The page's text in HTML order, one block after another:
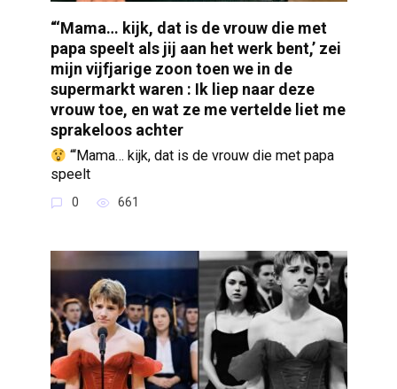
“‘Mama… kijk, dat is de vrouw die met
papa speelt als jij aan het werk bent,’ zei
mijn vijfjarige zoon toen we in de
supermarkt waren : Ik liep naar deze
vrouw toe, en wat ze me vertelde liet me
sprakeloos achter
“‘Mama… kijk, dat is de vrouw die met papa
speelt
0 661